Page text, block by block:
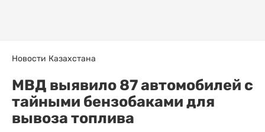
Новости Казахстана
МВД выявило 87 автомобилей с
тайными бензобаками для
вывоза топлива